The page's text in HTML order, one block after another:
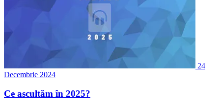
24
Decembrie 2024
Ce ascultăm în 2025?